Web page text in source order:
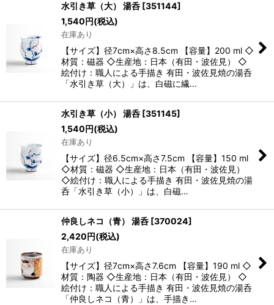
水引き草（大） 湯呑 [351144]
1,540円(税込)
在庫あり
【サイズ】径7cm×高さ8.5cm 【容量】200 ml ◇
材質：磁器 ◇生産地：日本（有田・波佐見） ◇
絵付け：職人による手描き 有田・波佐見焼の湯呑
「水引き草（大）」は、白磁に繊…
水引き草（小） 湯呑 [351145]
1,540円(税込)
在庫あり
【サイズ】径6.5cm×高さ7.5cm 【容量】150 ml
◇材質：磁器 ◇生産地：日本（有田・波佐見）
◇絵付け：職人による手描き 有田・波佐見焼の湯
呑「水引き草（小）」は、白磁…
仲良しネコ（青） 湯呑 [370024]
2,420円(税込)
在庫あり
【サイズ】径7cm×高さ7.6cm 【容量】190 ml ◇
材質：陶器 ◇生産地：日本（有田・波佐見） ◇
絵付け：職人による手描き 有田・波佐見焼の湯呑
「仲良しネコ（青）」は、手描き…